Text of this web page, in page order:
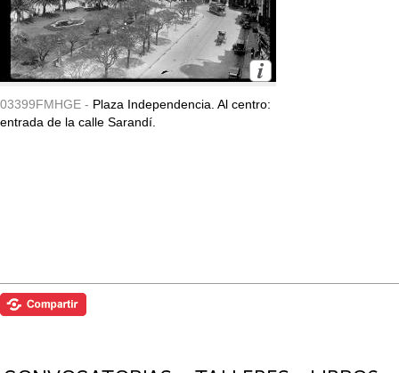
03399FMHGE - Plaza Independencia. Al centro:
entrada de la calle Sarandí.